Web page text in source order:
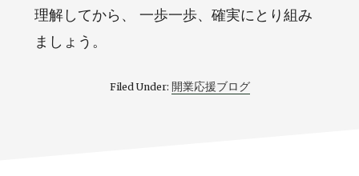
理解してから、 一歩一歩、確実にとり組み
ましょう。
Filed Under: 開業応援ブログ